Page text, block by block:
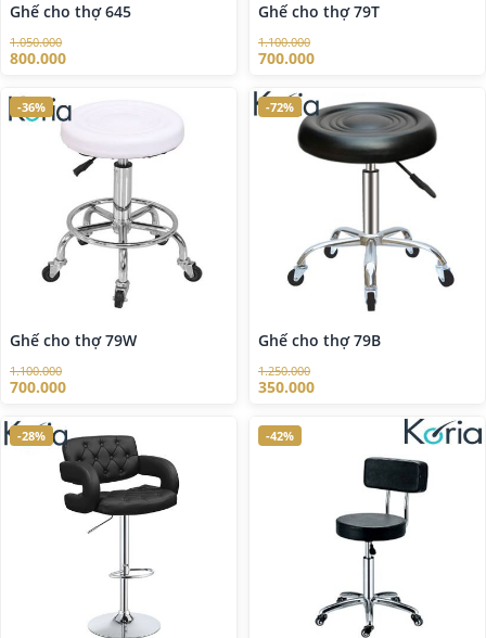
Ghế cho thợ 645
1.050.000
800.000
Ghế cho thợ 79T
1.100.000
700.000
-36%
Ghế cho thợ 79W
1.100.000
700.000
-72%
Ghế cho thợ 79B
1.250.000
350.000
-28% -42%